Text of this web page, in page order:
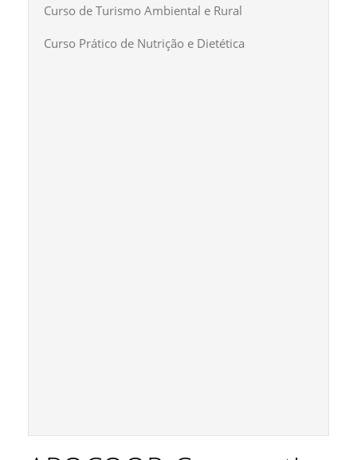
Curso de Turismo Ambiental e Rural
Curso Prático de Nutrição e Dietética